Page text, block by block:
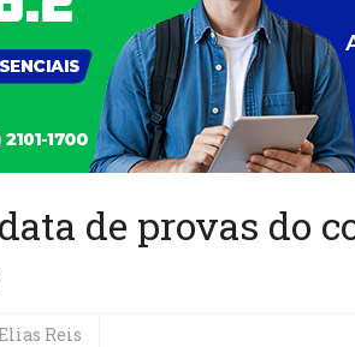
de provas do
Reis